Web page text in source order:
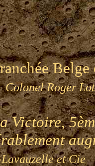
Belge
Victoire,
et Cie